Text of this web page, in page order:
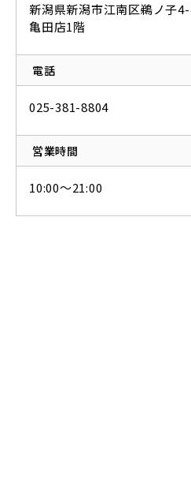
新潟県新潟市江南区鵜ノ子
亀田店1階
電話
025-381-8804
営業時間
10:00～21:00